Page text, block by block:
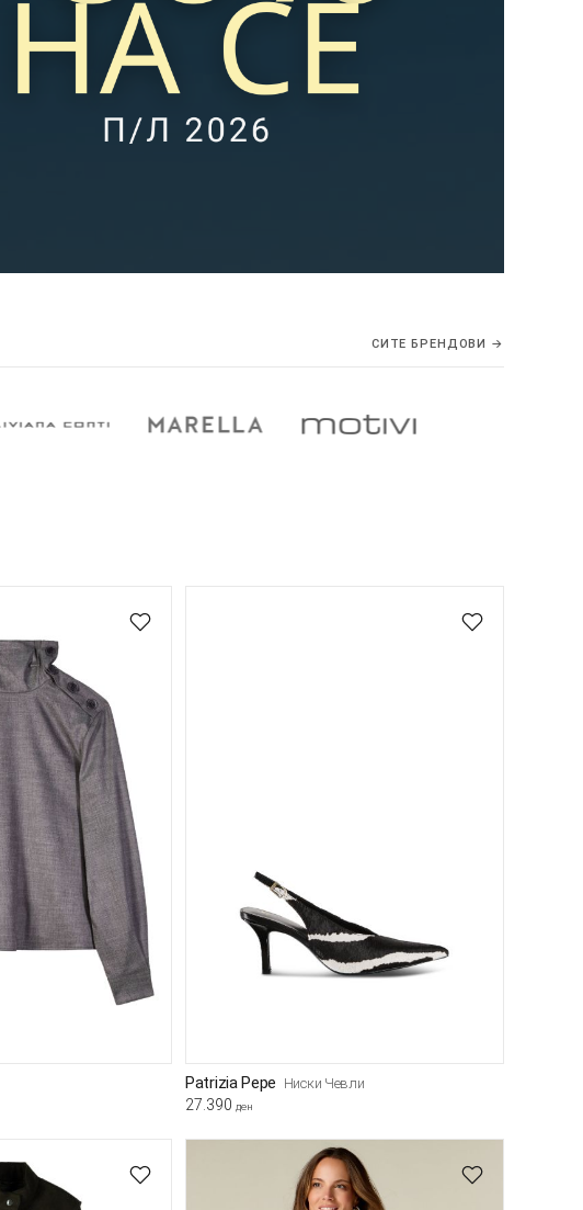
СИТЕ БРЕНДОВИ →
Patrizia Pepe Ниски Чевли
27.390 ден